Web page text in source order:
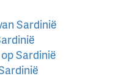
Sardinië
Sardinië